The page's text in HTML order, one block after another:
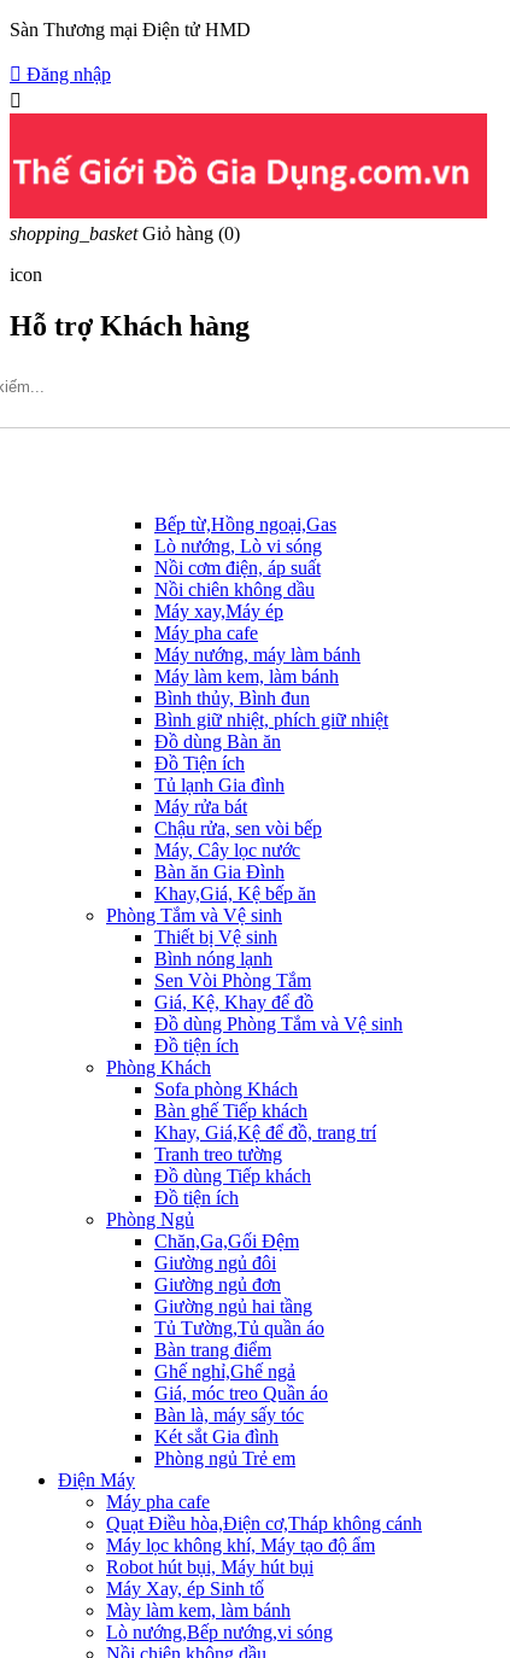
Sàn Thương mại Điện tử HMD
 Đăng nhập

shopping_basket Giỏ hàng (0)
icon
Hỗ trợ Khách hàng
Hotline: 09317.456.44
Bếp từ,Hồng ngoại,Gas
Lò nướng, Lò vi sóng
Nồi cơm điện, áp suất
Nồi chiên không dầu
Máy xay,Máy ép
Máy pha cafe
Máy nướng, máy làm bánh
Máy làm kem, làm bánh
Bình thủy, Bình đun
Bình giữ nhiệt, phích giữ nhiệt
Đồ dùng Bàn ăn
Đồ Tiện ích
Tủ lạnh Gia đình
Máy rửa bát
Chậu rửa, sen vòi bếp
Máy, Cây lọc nước
Bàn ăn Gia Đình
Khay,Giá, Kệ bếp ăn
Phòng Tắm và Vệ sinh
Thiết bị Vệ sinh
Bình nóng lạnh
Sen Vòi Phòng Tắm
Giá, Kệ, Khay để đồ
Đồ dùng Phòng Tắm và Vệ sinh
Đồ tiện ích
Phòng Khách
Sofa phòng Khách
Bàn ghế Tiếp khách
Khay, Giá,Kệ để đồ, trang trí
Tranh treo tường
Đồ dùng Tiếp khách
Đồ tiện ích
Phòng Ngủ
Chăn,Ga,Gối Đệm
Giường ngủ đôi
Giường ngủ đơn
Giường ngủ hai tầng
Tủ Tường,Tủ quần áo
Bàn trang điểm
Ghế nghỉ,Ghế ngả
Giá, móc treo Quần áo
Bàn là, máy sấy tóc
Két sắt Gia đình
Phòng ngủ Trẻ em
Điện Máy
Máy pha cafe
Quạt Điều hòa,Điện cơ,Tháp không cánh
Máy lọc không khí, Máy tạo độ ẩm
Robot hút bụi, Máy hút bụi
Máy Xay, ép Sinh tố
Mày làm kem, làm bánh
Lò nướng,Bếp nướng,vi sóng
Nồi chiên không dầu